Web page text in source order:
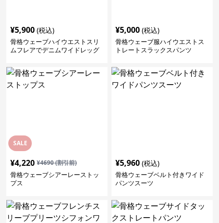
¥5,900 (税込)
骨格ウェーブハイウエストスリ
ムフレアでデニムワイドレッグ
¥5,000 (税込)
骨格ウェーブ服ハイウエストス
トレートスラックスパンツ
SALE
¥4,220 ¥4690(割引前)
骨格ウェーブシアーレーストッ
プス
¥5,960 (税込)
骨格ウェーブベルト付きワイド
パンツスーツ